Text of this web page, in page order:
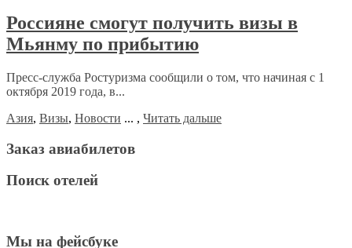
Россияне смогут получить визы в
Мьянму по прибытию
Пресс-служба Ростуризма сообщили о том, что начиная с 1
октября 2019 года, в...
Азия, Визы, Новости ... , Читать дальше
Заказ авиабилетов
Поиск отелей
Мы на фейсбуке